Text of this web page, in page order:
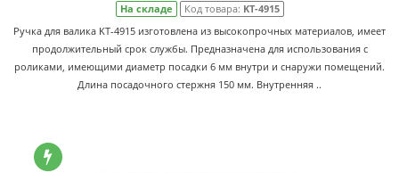
На складе Код товара: KT-4915
Ручка для валика KT-4915 изготовлена из высокопрочных материалов, имеет
продолжительный срок службы. Предназначена для использования с
роликами, имеющими диаметр посадки 6 мм внутри и снаружи помещений.
Длина посадочного стержня 150 мм. Внутренняя ..